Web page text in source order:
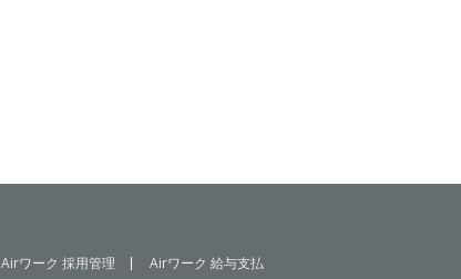
Airワーク 採用管理
Airワーク 給与支払